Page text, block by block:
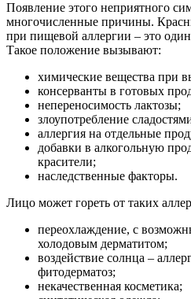
Появление этого неприятного
многочисленные причины.
при пищевой аллергии – это
Такое положение вызывают:
химические вещества при
консерванты в готовых
непереносимость лактозы;
злоупотребление
аллергия на отдельные
добавки в алкогольную
красители;
наследственные факторы.
Лицо может гореть от таких
переохлаждение, с
холодовым дерматитом;
воздействие солнца –
фитодерматоз;
некачественная косметика;